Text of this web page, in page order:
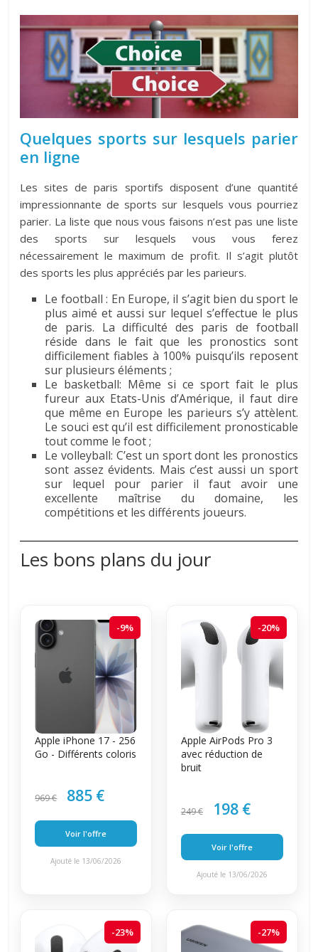
Quelques sports sur lesquels parier
en ligne
Les sites de paris sportifs disposent d’une quantité
impressionnante de sports sur lesquels vous pourriez
parier. La liste que nous vous faisons n’est pas une liste
des sports sur lesquels vous vous ferez
nécessairement le maximum de profit. Il s’agit plutôt
des sports les plus appréciés par les parieurs.
Le football : En Europe, il s’agit bien du sport le
plus aimé et aussi sur lequel s’effectue le plus
de paris. La difficulté des paris de football
réside dans le fait que les pronostics sont
difficilement fiables à 100% puisqu’ils reposent
sur plusieurs éléments ;
Le basketball: Même si ce sport fait le plus
fureur aux Etats-Unis d’Amérique, il faut dire
que même en Europe les parieurs s’y attèlent.
Le souci est qu’il est difficilement pronosticable
tout comme le foot ;
Le volleyball: C’est un sport dont les pronostics
sont assez évidents. Mais c’est aussi un sport
sur lequel pour parier il faut avoir une
excellente maîtrise du domaine, les
compétitions et les différents joueurs.
Les bons plans du jour
-9%
Apple iPhone 17 - 256
Go - Différents coloris
969 € 885 €
Voir l'offre
Ajouté le 13/06/2026
-20%
Apple AirPods Pro 3
avec réduction de
bruit
249 € 198 €
Voir l'offre
Ajouté le 13/06/2026
-23% -27%